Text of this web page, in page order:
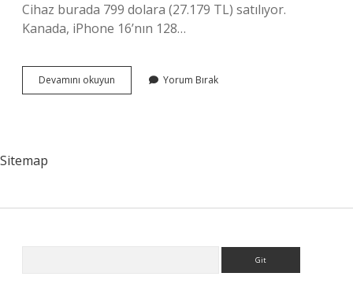
Cihaz burada 799 dolara (27.179 TL) satılıyor.
Kanada, iPhone 16’nın 128…
Devamını okuyun
Iphone
Yorum Bırak
Sitemap